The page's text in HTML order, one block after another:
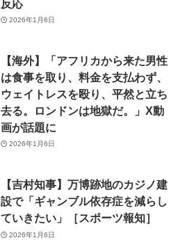
反応
2026年1月6日
【海外】「アフリカから来た男性
は食事を取り、料金を支払わず、
ウェイトレスを殴り、平然と立ち
去る。ロンドンは地獄だ。」X動
画が話題に
2026年1月6日
【吉村知事】万博跡地のカジノ建
設で「ギャンブル依存症を減らし
ていきたい」［スポーツ報知］
2026年1月6日